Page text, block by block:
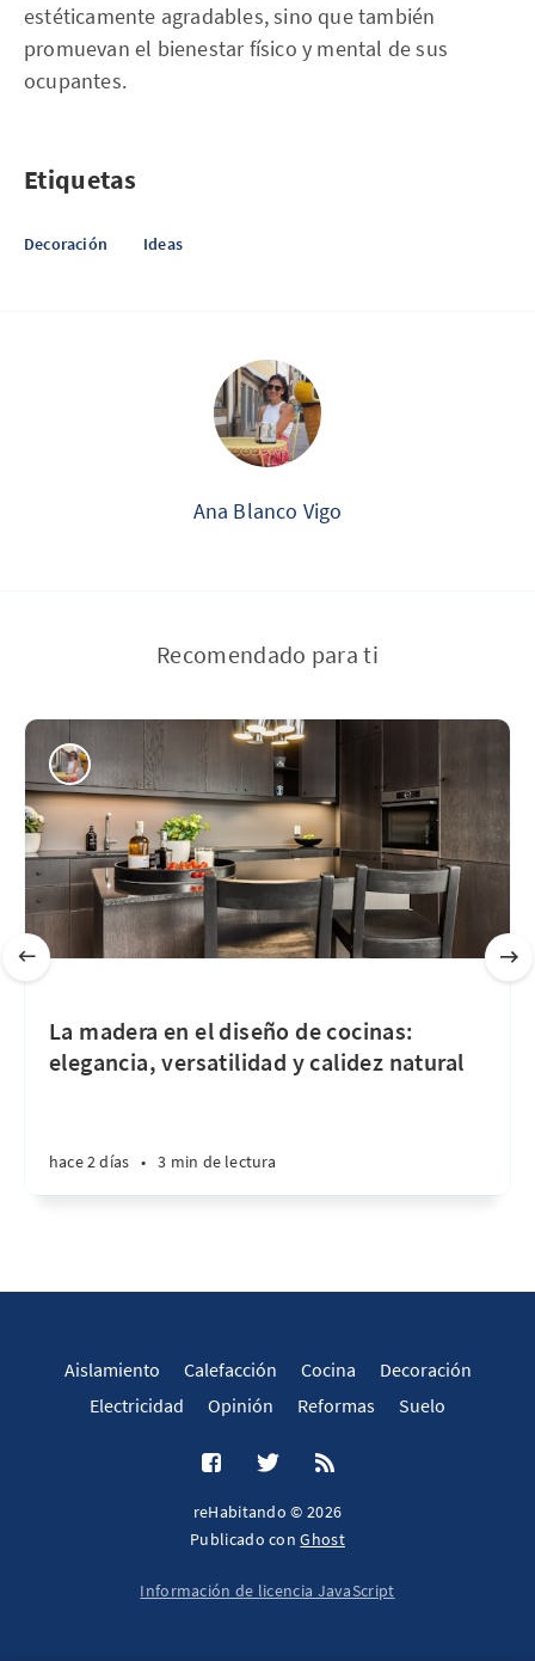
estéticamente agradables, sino que también
promuevan el bienestar físico y mental de sus
ocupantes.
Etiquetas
Decoración Ideas
Ana Blanco Vigo
Recomendado para ti
La madera en el diseño de cocinas:
elegancia, versatilidad y calidez natural
hace 2 días • 3 min de lectura
Aislamiento Calefacción Cocina
Decoración
Electricidad
Opinión Reformas Suelo
reHabitando © 2026
Publicado conGhost
Información de licencia JavaScript